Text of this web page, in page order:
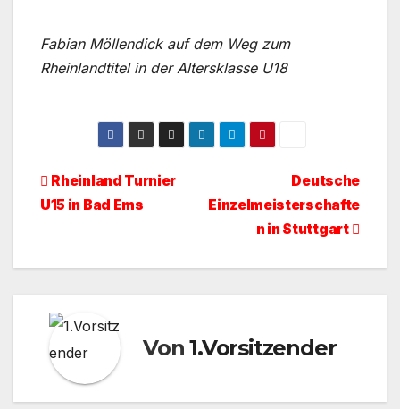
Fabian Möllendick auf dem Weg zum
Rheinlandtitel in der Altersklasse U18
BeitragsnavigationDeutsche
Einzelmeisterschafte
n in Stuttgart
Rheinland Turnier
U15 in Bad Ems
Von1.Vorsitzender